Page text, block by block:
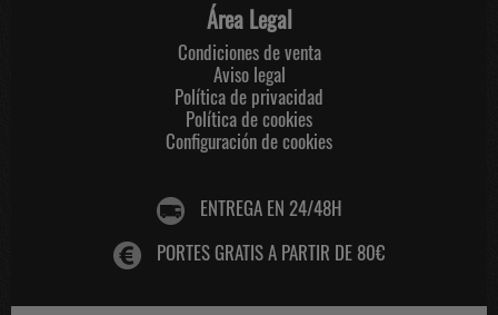
Área Legal
Condiciones de venta
Aviso legal
Política de privacidad
Política de cookies
Configuración de cookies
ENTREGA EN 24/48H
PORTES GRATIS A PARTIR DE 80€